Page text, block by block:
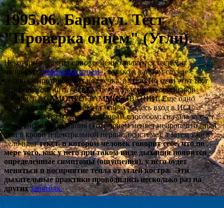
1995.06. Барнаул. Тест
"Проверка огнем" (Угли).
Некоторые занятия одновременно являются тестами,
например, «проверкаогнем»,только в данном случае
человеку противостоит не свечка, а угли. По сути этот тест
позволяет оценить каких успехов участники семинаров
добились в САМОПРОГРАММИРОВАНИИ. Еще одно
важное отличие от варианта "свеча". Здесь вход в ИСС
осуществляется комбинированным способом: сначала за счет
определенного дыхания (этот прием меняет нейропептидный
фон в крови и центральной нервной системе), а затем уже в
дело идеттекст, в котором человек говорит себе, что по
мере того, как у него при таком виде дыхания появятся
определенные симптомы (ощущения), у него будет
меняться и восприятие тепла от углей костра. Эти
дыхательные практики проводились несколько раз на
других занятиях.